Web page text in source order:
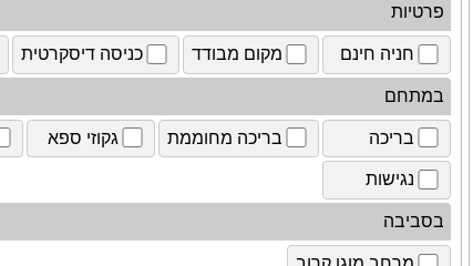
פרטיות
חניה חינם מקום מבודד כניסה דיסקרטית
במתחם
בריכה בריכה מחוממת גקוזי ספא
נגישות
בסביבה